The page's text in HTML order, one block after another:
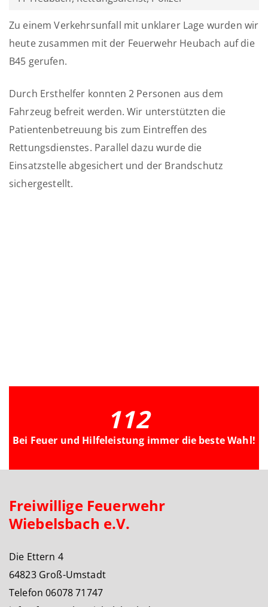
Zu einem Verkehrsunfall mit unklarer Lage wurden wir
heute zusammen mit der Feuerwehr Heubach auf die
B45 gerufen.
Durch Ersthelfer konnten 2 Personen aus dem
Fahrzeug befreit werden. Wir unterstützten die
Patientenbetreuung bis zum Eintreffen des
Rettungsdienstes. Parallel dazu wurde die
Einsatzstelle abgesichert und der Brandschutz
sichergestellt.
112
Bei Feuer und Hilfeleistung immer die beste Wahl!
Freiwillige Feuerwehr
Wiebelsbach e.V.
Die Ettern 4
64823 Groß-Umstadt
Telefon 06078 71747